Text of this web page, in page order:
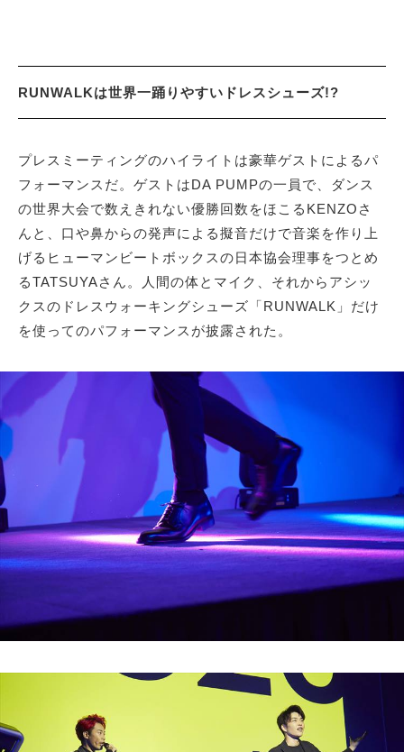
RUNWALKは世界一踊りやすいドレスシューズ!?
プレスミーティングのハイライトは豪華ゲストによるパ
フォーマンスだ。ゲストはDA PUMPの一員で、ダンス
の世界大会で数えきれない優勝回数をほこるKENZOさ
んと、口や鼻からの発声による擬音だけで音楽を作り上
げるヒューマンビートボックスの日本協会理事をつとめ
るTATSUYAさん。人間の体とマイク、それからアシッ
クスのドレスウォーキングシューズ「RUNWALK」だけ
を使ってのパフォーマンスが披露された。